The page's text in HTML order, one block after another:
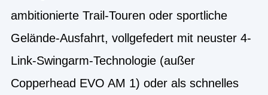
ambitionierte Trail-Touren oder sportliche
Gelände-Ausfahrt, vollgefedert mit neuster 4-
Link-Swingarm-Technologie (außer
Copperhead EVO AM 1) oder als schnelles